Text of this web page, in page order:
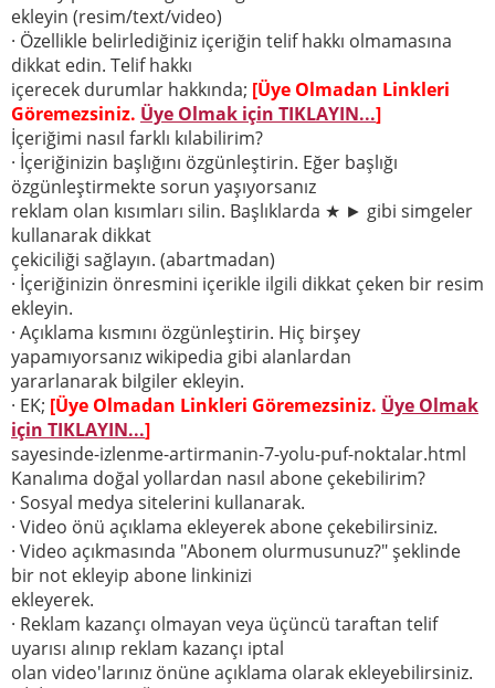
ekleyin (resim/text/video)
· Özellikle belirlediğiniz içeriğin telif hakkı olmamasına
dikkat edin. Telif hakkı
içerecek durumlar hakkında; [Üye Olmadan Linkleri
Göremezsiniz. Üye Olmak için TIKLAYIN...]
İçeriğimi nasıl farklı kılabilirim?
· İçeriğinizin başlığını özgünleştirin. Eğer başlığı
özgünleştirmekte sorun yaşıyorsanız
reklam olan kısımları silin. Başlıklarda ★ ► gibi simgeler
kullanarak dikkat
çekiciliği sağlayın. (abartmadan)
· İçeriğinizin önresmini içerikle ilgili dikkat çeken bir resim
ekleyin.
· Açıklama kısmını özgünleştirin. Hiç birşey
yapamıyorsanız wikipedia gibi alanlardan
yararlanarak bilgiler ekleyin.
· EK; [Üye Olmadan Linkleri Göremezsiniz. Üye Olmak
için TIKLAYIN...]
sayesinde-izlenme-artirmanin-7-yolu-puf-noktalar.html
Kanalıma doğal yollardan nasıl abone çekebilirim?
· Sosyal medya sitelerini kullanarak.
· Video önü açıklama ekleyerek abone çekebilirsiniz.
· Video açıkmasında "Abonem olurmusunuz?" şeklinde
bir not ekleyip abone linkinizi
ekleyerek.
· Reklam kazançı olmayan veya üçüncü taraftan telif
uyarısı alınıp reklam kazançı iptal
olan video'larınız önüne açıklama olarak ekleyebilirsiniz.